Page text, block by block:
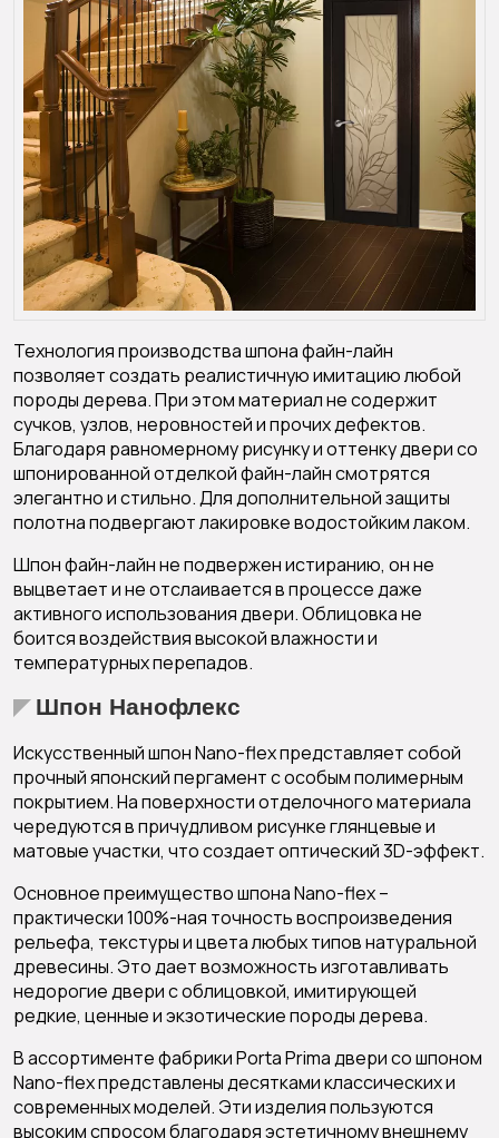
Технология производства шпона файн-лайн
позволяет создать реалистичную имитацию любой
породы дерева. При этом материал не содержит
сучков, узлов, неровностей и прочих дефектов.
Благодаря равномерному рисунку и оттенку двери со
шпонированной отделкой файн-лайн смотрятся
элегантно и стильно. Для дополнительной защиты
полотна подвергают лакировке водостойким лаком.
Шпон файн-лайн не подвержен истиранию, он не
выцветает и не отслаивается в процессе даже
активного использования двери. Облицовка не
боится воздействия высокой влажности и
температурных перепадов.
Шпон Нанофлекс
Искусственный шпон Nano-flex представляет собой
прочный японский пергамент с особым полимерным
покрытием. На поверхности отделочного материала
чередуются в причудливом рисунке глянцевые и
матовые участки, что создает оптический 3D-эффект.
Основное преимущество шпона Nano-flex –
практически 100%-ная точность воспроизведения
рельефа, текстуры и цвета любых типов натуральной
древесины. Это дает возможность изготавливать
недорогие двери с облицовкой, имитирующей
редкие, ценные и экзотические породы дерева.
В ассортименте фабрики Porta Prima двери со шпоном
Nano-flex представлены десятками классических и
современных моделей. Эти изделия пользуются
высоким спросом благодаря эстетичному внешнему